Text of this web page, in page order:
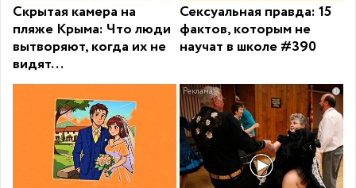
Скрытая камера на
пляже Крыма: Что люди
вытворяют, когда их не
видят...
Сексуальная правда: 15
фактов, которым не
научат в школе #390
i